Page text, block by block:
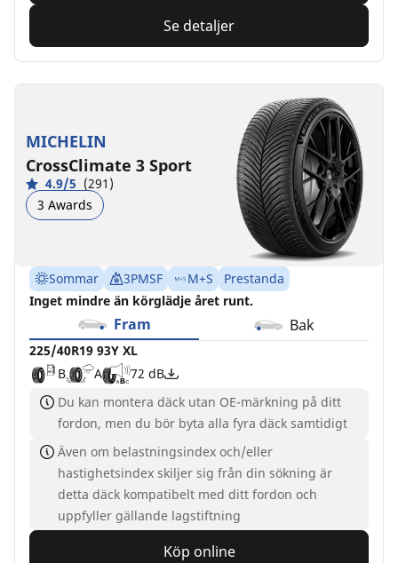
Se detaljer
MICHELIN
CrossClimate 3 Sport
4.9/5 (291)
3 Awards
Sommar 3PMSF M+S
Prestanda
Inget mindre än körglädje året runt.
Fram Bak
225/40R19 93Y XL
B
A 72 dB
Du kan montera däck utan OE-märkning på ditt
fordon, men du bör byta alla fyra däck samtidigt
Även om belastningsindex och/eller
hastighetsindex skiljer sig från din sökning är
detta däck kompatibelt med ditt fordon och
uppfyller gällande lagstiftning
Köp online